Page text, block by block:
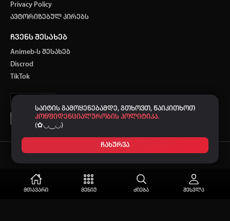
საიტის გამოყენებამდე, გთხოვთ, წაიკითხოთ
კონფიდენციალურობის პოლიტიკა.
(✿◡‿◡)
ჩახურვა
მთავარი მენიუ ძიება შესვლა
Privacy Policy
ავტორიზებულ პირებს
ჩვენს შესახებ
Animeb-ს შესახებ
Discrod
TikTok